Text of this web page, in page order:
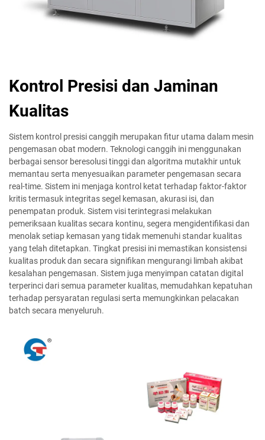
Kontrol Presisi dan Jaminan
Kualitas
Sistem kontrol presisi canggih merupakan fitur utama dalam mesin
pengemasan obat modern. Teknologi canggih ini menggunakan
berbagai sensor beresolusi tinggi dan algoritma mutakhir untuk
memantau serta menyesuaikan parameter pengemasan secara
real-time. Sistem ini menjaga kontrol ketat terhadap faktor-faktor
kritis termasuk integritas segel kemasan, akurasi isi, dan
penempatan produk. Sistem visi terintegrasi melakukan
pemeriksaan kualitas secara kontinu, segera mengidentifikasi dan
menolak setiap kemasan yang tidak memenuhi standar kualitas
yang telah ditetapkan. Tingkat presisi ini memastikan konsistensi
kualitas produk dan secara signifikan mengurangi limbah akibat
kesalahan pengemasan. Sistem juga menyimpan catatan digital
terperinci dari semua parameter kualitas, memudahkan kepatuhan
terhadap persyaratan regulasi serta memungkinkan pelacakan
batch secara menyeluruh.